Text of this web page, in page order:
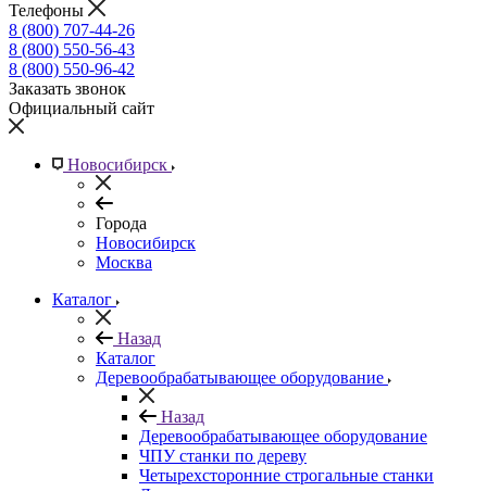
Телефоны
8 (800) 707-44-26
8 (800) 550-56-43
8 (800) 550-96-42
Заказать звонок
Официальный сайт
Новосибирск
Города
Новосибирск
Москва
Каталог
Назад
Каталог
Деревообрабатывающее оборудование
Назад
Деревообрабатывающее оборудование
ЧПУ станки по дереву
Четырехсторонние строгальные станки